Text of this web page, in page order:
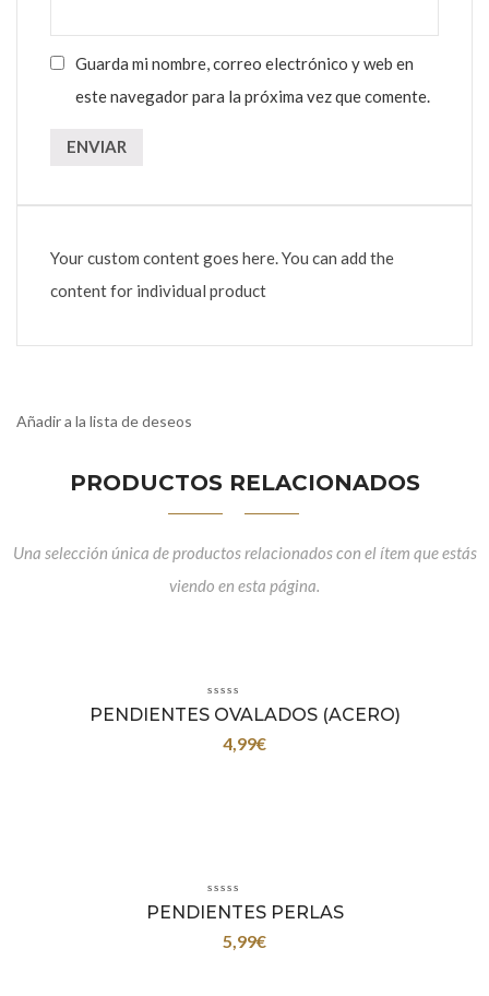
Guarda mi nombre, correo electrónico y web en
este navegador para la próxima vez que comente.
Your custom content goes here. You can add the
content for individual product
Añadir a la lista de deseos
PRODUCTOS RELACIONADOS
Una selección única de productos relacionados con el ítem que estás
viendo en esta página.
PENDIENTES OVALADOS (ACERO)
4,99€
PENDIENTES PERLAS
5,99€